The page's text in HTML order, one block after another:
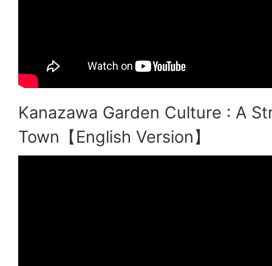
Kanazawa Garden Culture : A
Town【English Version】